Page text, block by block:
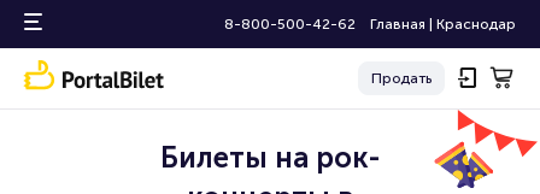
8-800-500-42-62 Главная Краснодар
Продать
Билеты на рок-